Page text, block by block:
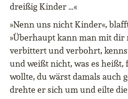
dreißig Kinder …«
»Nenn uns nicht Kinder«,
»Überhaupt kann man mit dir
verbittert und verbohrt,
und weißt nicht, was es
wollte, du wärst damals auch
drehte er sich um und eilte